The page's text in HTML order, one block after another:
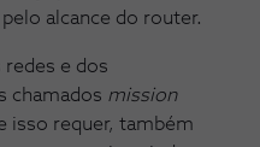
alcance do router.
redes e dos
chamados mission
isso requer, também